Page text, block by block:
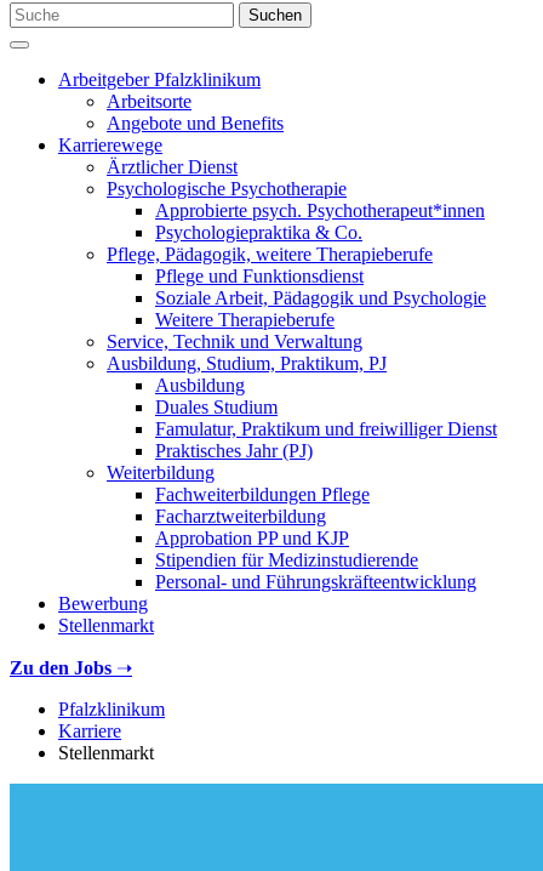
Suchen
Arbeitgeber Pfalzklinikum
Arbeitsorte
Angebote und Benefits
Karrierewege
Ärztlicher Dienst
Psychologische Psychotherapie
Approbierte psych. Psychotherapeut*innen
Psychologiepraktika & Co.
Pflege, Pädagogik, weitere Therapieberufe
Pflege und Funktionsdienst
Soziale Arbeit, Pädagogik und Psychologie
Weitere Therapieberufe
Service, Technik und Verwaltung
Ausbildung, Studium, Praktikum, PJ
Ausbildung
Duales Studium
Famulatur, Praktikum und freiwilliger Dienst
Praktisches Jahr (PJ)
Weiterbildung
Fachweiterbildungen Pflege
Facharztweiterbildung
Approbation PP und KJP
Stipendien für Medizinstudierende
Personal- und Führungskräfteentwicklung
Bewerbung
Stellenmarkt
Zu den Jobs ➝
Pfalzklinikum
Karriere
Stellenmarkt